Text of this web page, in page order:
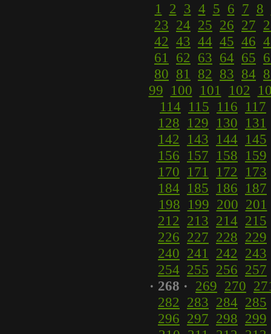
1 2 3 4 5 6 7 8
23 24 25 26 27
42 43 44 45 46
61
62 63 64 65
80 81 82 83 84
99 100 101 102
114 115 116 117
128 129 130 131
142
143 144 145
156 157 158 159
170 171 172
173
184 185 186 187
198 199 200 201
212 213 214 215
226 227 228 229
240 241 242 243
254 255 256 257
· 268 · 269 270
282 283 284 285
296 297 298 299